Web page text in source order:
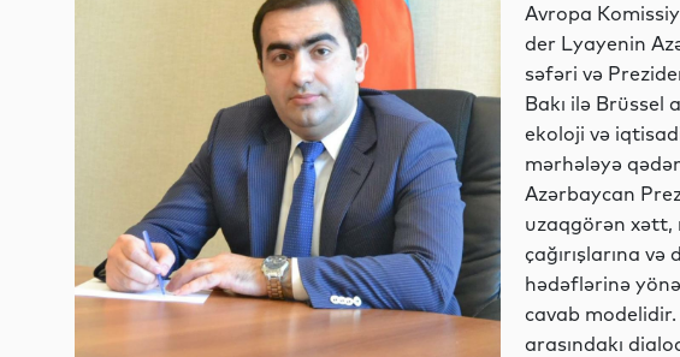
Avropa
der Lyayenin
səfəri və
Bakı ilə Brüssel
ekoloji və
mərhələyə
Azərbaycan
uzaqgörən xətt,
çağırışlarına
hədəflərinə
cavab
arasındakı